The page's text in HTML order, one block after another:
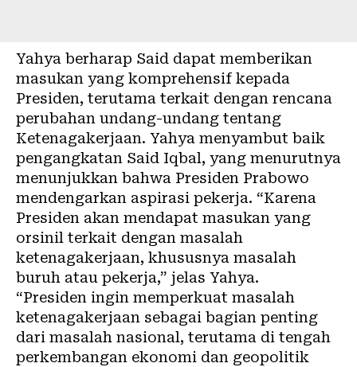
Yahya berharap Said dapat memberikan
masukan yang komprehensif kepada
Presiden, terutama terkait dengan rencana
perubahan undang-undang tentang
Ketenagakerjaan. Yahya menyambut baik
pengangkatan Said Iqbal, yang menurutnya
menunjukkan bahwa Presiden Prabowo
mendengarkan aspirasi pekerja. “Karena
Presiden akan mendapat masukan yang
orsinil terkait dengan masalah
ketenagakerjaan, khususnya masalah
buruh atau pekerja,” jelas Yahya.
“Presiden ingin memperkuat masalah
ketenagakerjaan sebagai bagian penting
dari masalah nasional, terutama di tengah
perkembangan ekonomi dan geopolitik